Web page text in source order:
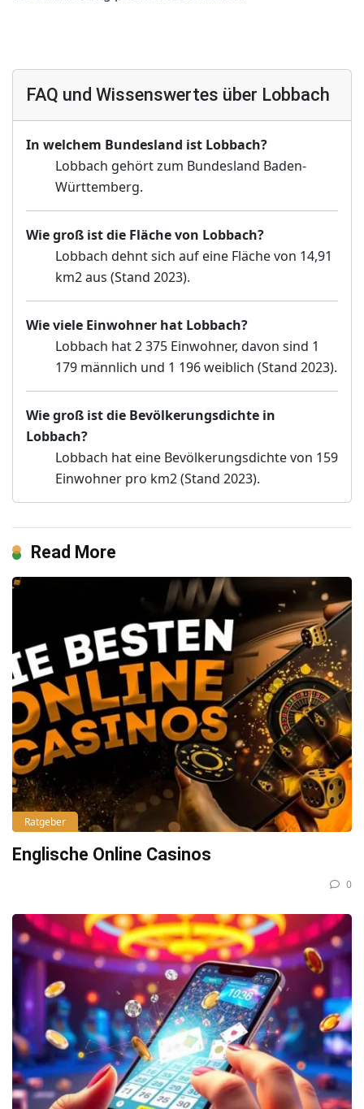
FAQ und Wissenswertes über Lobbach
In welchem Bundesland ist Lobbach?
Lobbach gehört zum Bundesland Baden-
Württemberg.
Wie groß ist die Fläche von Lobbach?
Lobbach dehnt sich auf eine Fläche von 14,91
km2 aus (Stand 2023).
Wie viele Einwohner hat Lobbach?
Lobbach hat 2 375 Einwohner, davon sind 1
179 männlich und 1 196 weiblich (Stand 2023).
Wie groß ist die Bevölkerungsdichte in
Lobbach?
Lobbach hat eine Bevölkerungsdichte von 159
Einwohner pro km2 (Stand 2023).
Read More
Ratgeber
Englische Online Casinos
0